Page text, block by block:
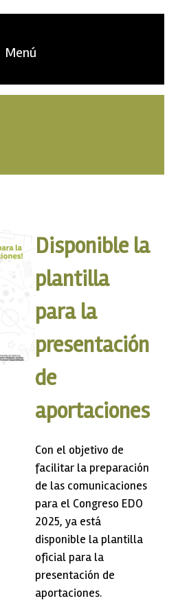
Menú
Disponible la
plantilla
para la
presentación
de
aportaciones
Con el objetivo de
facilitar la preparación
de las comunicaciones
para el Congreso EDO
2025, ya está
disponible la plantilla
oficial para la
presentación de
aportaciones.